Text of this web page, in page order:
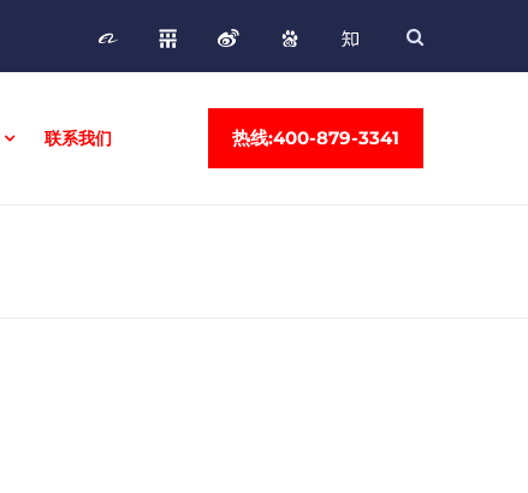
联系我们 热线:400-879-3341